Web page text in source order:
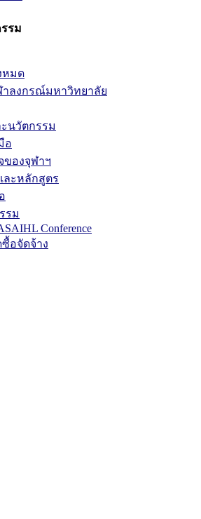
รม
หมด
าลงกรณ์มหาวิทยาลัย
นวัตกรรม
อ
ของจุฬาฯ
ละหลักสูตร
รม
Conference
อจัดจ้าง